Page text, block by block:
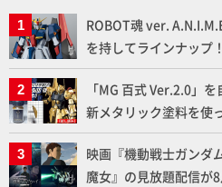
ROBOT魂 ver.
を持してラインナップ
劇中どおりのプロポー
ダム】
「MG 百式 Ver.2.0」
新メタリック塗料を使
りに!!【試し読み】
映画『機動戦士ガンダ
魔女』の見放題配信が